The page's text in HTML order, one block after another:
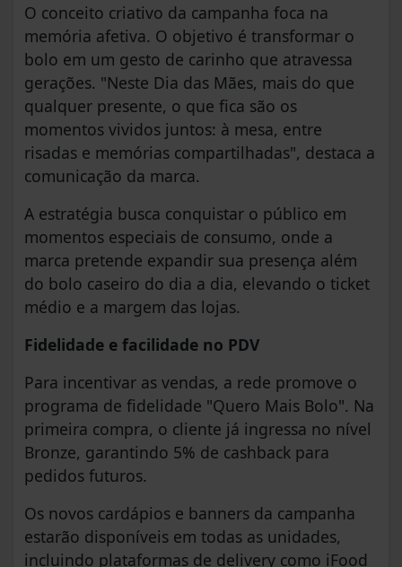
O conceito criativo da campanha foca na
memória afetiva. O objetivo é transformar o
bolo em um gesto de carinho que atravessa
gerações. "Neste Dia das Mães, mais do que
qualquer presente, o que fica são os
momentos vividos juntos: à mesa, entre
risadas e memórias compartilhadas", destaca a
comunicação da marca.
A estratégia busca conquistar o público em
momentos especiais de consumo, onde a
marca pretende expandir sua presença além
do bolo caseiro do dia a dia, elevando o ticket
médio e a margem das lojas.
Fidelidade e facilidade no PDV
Para incentivar as vendas, a rede promove o
programa de fidelidade "Quero Mais Bolo". Na
primeira compra, o cliente já ingressa no nível
Bronze, garantindo 5% de cashback para
pedidos futuros.
Os novos cardápios e banners da campanha
estarão disponíveis em todas as unidades,
incluindo plataformas de delivery como iFood